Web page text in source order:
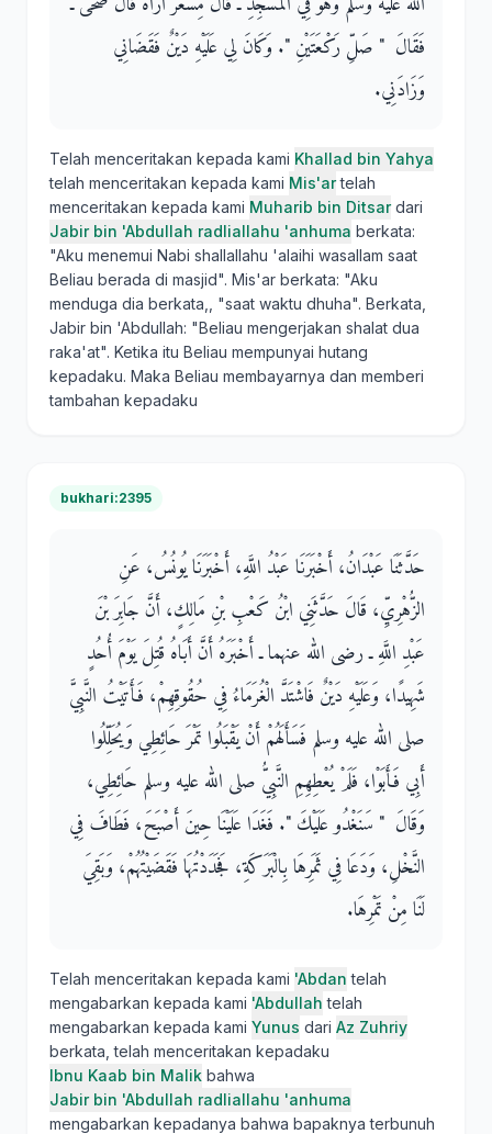
فَقَالَ ‏ "‏ صَلِّ رَكْعَتَيْنِ ‏"‏‏.‏ وَكَانَ لِي عَلَيْهِ دَيْنٌ فَقَضَانِي
وَزَادَنِي‏.‏
Telah menceritakan kepada kami Khallad bin Yahya
telah menceritakan kepada kami Mis'artelah
menceritakan kepada kami Muharib bin Ditsardari
Jabir bin 'Abdullah radliallahu 'anhuma berkata:
"Aku menemui Nabi shallallahu 'alaihi wasallam saat
Beliau berada di masjid". Mis'ar berkata: "Aku
menduga dia berkata,, "saat waktu dhuha". Berkata,
Jabir bin 'Abdullah: "Beliau mengerjakan shalat dua
raka'at". Ketika itu Beliau mempunyai hutang
kepadaku. Maka Beliau membayarnya dan memberi
tambahan kepadaku
bukhari:2395
حَدَّثَنَا عَبْدَانُ، أَخْبَرَنَا عَبْدُ اللَّهِ، أَخْبَرَنَا يُونُسُ، عَنِ
الزُّهْرِيِّ، قَالَ حَدَّثَنِي ابْنُ كَعْبِ بْنِ مَالِكٍ، أَنَّ جَابِرَ بْنَ
عَبْدِ اللَّهِ ـ رضى الله عنهما ـ أَخْبَرَهُ أَنَّ أَبَاهُ قُتِلَ يَوْمَ أُحُدٍ
شَهِيدًا، وَعَلَيْهِ دَيْنٌ فَاشْتَدَّ الْغُرَمَاءُ فِي حُقُوقِهِمْ، فَأَتَيْتُ النَّبِيَّ
صلى الله عليه وسلم فَسَأَلَهُمْ أَنْ يَقْبَلُوا تَمْرَ حَائِطِي وَيُحَلِّلُوا
أَبِي فَأَبَوْا، فَلَمْ يُعْطِهِمِ النَّبِيُّ صلى الله عليه وسلم حَائِطِي،
وَقَالَ ‏ "‏ سَنَغْدُو عَلَيْكَ ‏"‏‏.‏ فَغَدَا عَلَيْنَا حِينَ أَصْبَحَ، فَطَافَ فِي
النَّخْلِ، وَدَعَا فِي ثَمَرِهَا بِالْبَرَكَةِ، فَجَدَدْتُهَا فَقَضَيْتُهُمْ، وَبَقِيَ
لَنَا مِنْ تَمْرِهَا‏.‏
Telah menceritakan kepada kami 'Abdan telah
mengabarkan kepada kami 'Abdullah telah
mengabarkan kepada kami Yunus dari Az Zuhriy
berkata, telah menceritakan kepadaku
Ibnu Kaab bin Malik bahwa
Jabir bin 'Abdullah radliallahu 'anhuma
mengabarkan kepadanya bahwa bapaknya terbunuh